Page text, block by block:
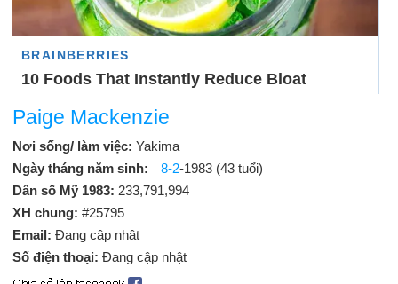
Paige Mackenzie
Nơi sống/ làm việc: Yakima
Ngày tháng năm sinh:
8-2-1983 (43 tuổi)
Dân số Mỹ 1983: 233,791,994
XH chung: #25795
Email: Đang cập nhật
Số điện thoại: Đang cập nhật